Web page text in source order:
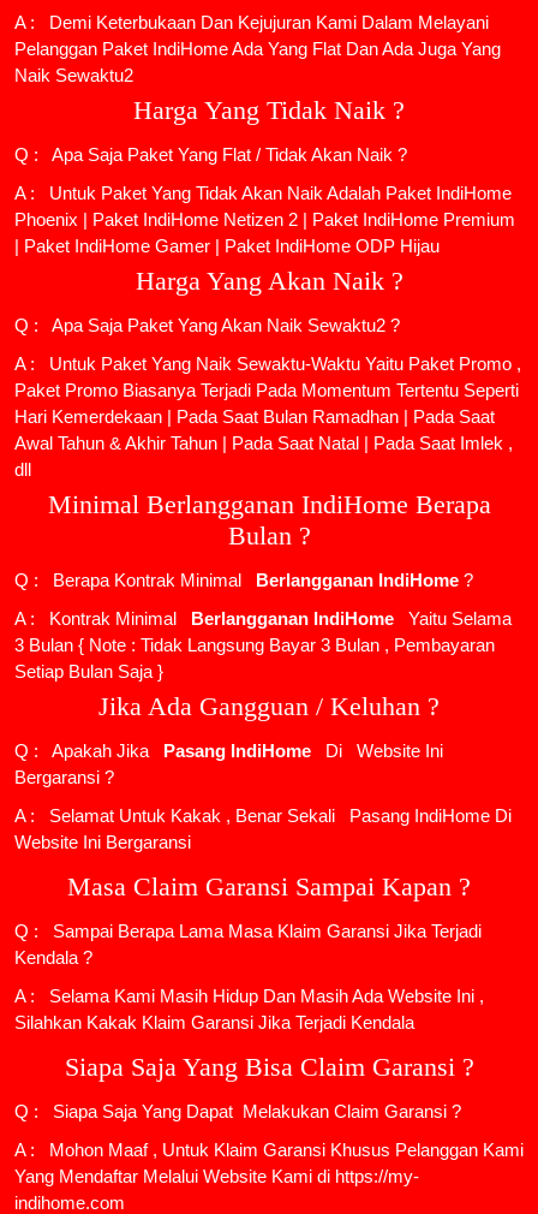
A : Demi Keterbukaan Dan Kejujuran Kami Dalam Melayani
Pelanggan Paket IndiHome Ada Yang Flat Dan Ada Juga Yang
Naik Sewaktu2
Harga Yang Tidak Naik ?
Q : Apa Saja Paket Yang Flat / Tidak Akan Naik ?
A : Untuk Paket Yang Tidak Akan Naik Adalah Paket IndiHome
Phoenix | Paket IndiHome Netizen 2 | Paket IndiHome Premium
| Paket IndiHome Gamer | Paket IndiHome ODP Hijau
Harga Yang Akan Naik ?
Q : Apa Saja Paket Yang Akan Naik Sewaktu2 ?
A : Untuk Paket Yang Naik Sewaktu-Waktu Yaitu Paket Promo ,
Paket Promo Biasanya Terjadi Pada Momentum Tertentu Seperti
Hari Kemerdekaan | Pada Saat Bulan Ramadhan | Pada Saat
Awal Tahun & Akhir Tahun | Pada Saat Natal | Pada Saat Imlek ,
dll
Minimal Berlangganan IndiHome Berapa
Bulan ?
Q : Berapa Kontrak Minimal Berlangganan IndiHome ?
A : Kontrak Minimal
Berlangganan IndiHome
Yaitu Selama
3 Bulan { Note : Tidak Langsung Bayar 3 Bulan , Pembayaran
Setiap Bulan Saja }
Jika Ada Gangguan / Keluhan ?
Q : Apakah Jika Pasang IndiHome Di
Website Ini
Bergaransi ?
A : Selamat Untuk Kakak , Benar Sekali
Pasang IndiHome Di
Website Ini Bergaransi
Masa Claim Garansi Sampai Kapan ?
Q : Sampai Berapa Lama Masa Klaim Garansi Jika Terjadi
Kendala ?
A : Selama Kami Masih Hidup Dan Masih Ada Website Ini ,
Silahkan Kakak Klaim Garansi Jika Terjadi Kendala
Siapa Saja Yang Bisa Claim Garansi ?
Q : Siapa Saja Yang Dapat Melakukan Claim Garansi ?
A : Mohon Maaf , Untuk Klaim Garansi Khusus Pelanggan Kami
Yang Mendaftar Melalui Website Kami di https://my-
indihome.com